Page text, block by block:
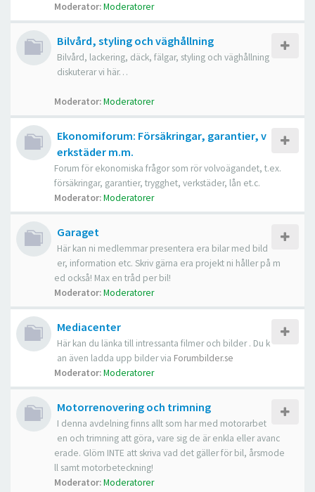
Moderator:Moderatorer
Bilvård, styling och väghållning
Bilvård, lackering, däck, fälgar, styling och väghållning
diskuterar vi här…
Moderator:Moderatorer
Ekonomiforum: Försäkringar, garantier, v
erkstäder m.m.
Forum för ekonomiska frågor som rör volvoägandet, t.ex.
försäkringar, garantier, trygghet, verkstäder, lån et.c.
Moderator:Moderatorer
Garaget
Här kan ni medlemmar presentera era bilar med bild
er, information etc. Skriv gärna era projekt ni håller på m
ed också! Max en tråd per bil!
Moderator:Moderatorer
Mediacenter
Här kan du länka till intressanta filmer och bilder . Du k
an även ladda upp bilder via Forumbilder.se
Moderator:Moderatorer
Motorrenovering och trimning
I denna avdelning finns allt som har med motorarbet
en och trimning att göra, vare sig de är enkla eller avanc
erade. Glöm INTE att skriva vad det gäller för bil, årsmode
ll samt motorbeteckning!
Moderator:Moderatorer